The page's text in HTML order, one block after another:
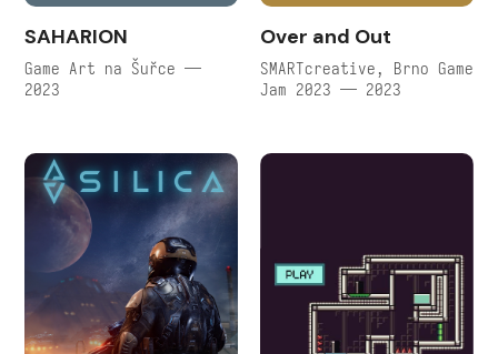
SAHARION
Game Art na Šuřce —
2023
Over and Out
SMARTcreative, Brno Game
Jam 2023 — 2023